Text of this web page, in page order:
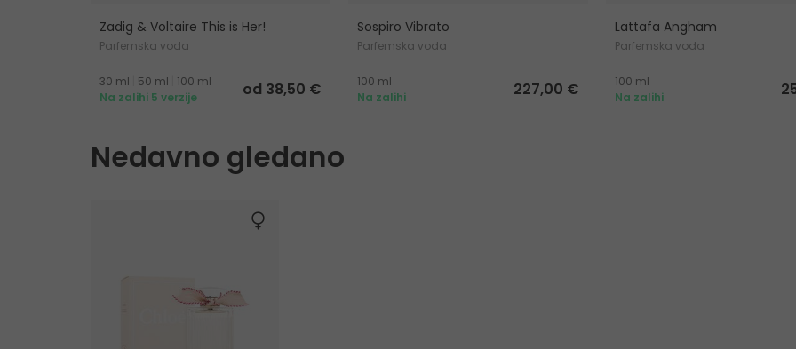
Zadig & Voltaire This is Her!
Parfemska voda
30 ml 50 ml
100 ml
Na zalihi 5 verzije
od 38,50 €
Sospiro Vibrato
Parfemska voda
100 ml
Na zalihi
227,00 €
Lattafa Angham
Parfemska voda
100 ml
Na zalihi
Nedavno gledano